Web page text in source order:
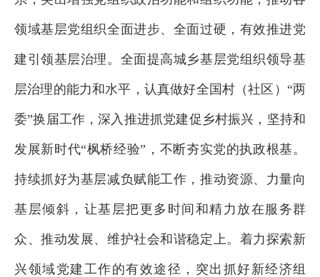
领域基层党组织全面进步、全面过硬，有效推进党
建引领基层治理。全面提高城乡基层党组织领导基
层治理的能力和水平，认真做好全国村（社区）“两
委”换届工作，深入推进抓党建促乡村振兴，坚持和
发展新时代“枫桥经验”，不断夯实党的执政根基。
持续抓好为基层减负赋能工作，推动资源、力量向
基层倾斜，让基层把更多时间和精力放在服务群
众、推动发展、维护社会和谐稳定上。着力探索新
兴领域党建工作的有效途径，突出抓好新经济组